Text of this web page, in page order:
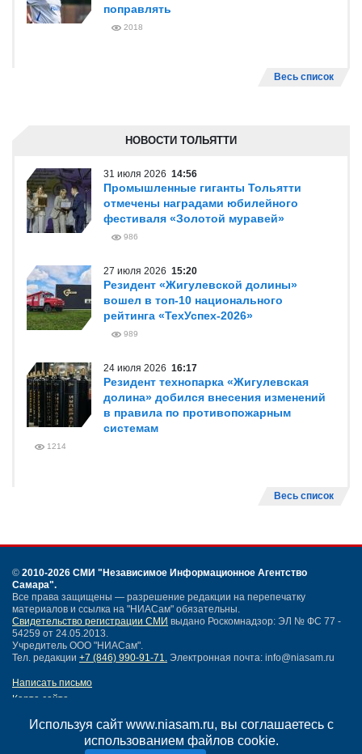
Используя сайт www.niasam.ru, вы соглашаетесь с
использованием файлов cookie.
поправлять
2018
Весь список
НОВОСТИ ТОЛЬЯТТИ
31 июля 2026 14:56
Промышленные гиганты Тольятти
отмечены наградами юбилейного
фестиваля «Золотой муравей»
986
27 июля 2026 15:20
Резидент «Жигулевской долины»
вошел в топ-10 национального
рейтинга «ТехУспех-2026»
989
24 июля 2026 16:17
Резидент технопарка «Жигулевская
долина» добился внесения изменений
в правила по противопожарным
системам
1214
Весь список
© 2010-2026 СМИ "Независимое Информационное Агентство
Самара".
Все права защищены — разрешение редакции на перепечатку
материалов и ссылка на "НИАСам" обязательны.
Свидетельство регистрации СМИ выдано Роскомнадзор: ЭЛ № ФС 77 -
54259 от 24.05.2013.
Учредитель ООО "НИАСам".
Тел. редакции +7 (846) 990-91-71. Электронная почта: info@niasam.ru
Написать письмо
Карта сайта
Политика конфиденциальности
Согласие на обработку персональных данных